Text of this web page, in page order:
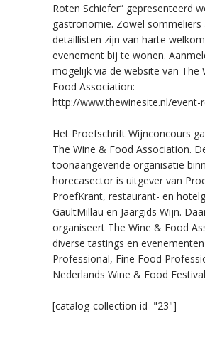
Roten Schiefer” gepresenteerd
gastronomie. Zowel sommeliers
detaillisten zijn van harte
evenement bij te wonen.
mogelijk via de website van The
Food Association:
http://www.thewinesite.nl/event-
Het Proefschrift Wijnconcours
The Wine & Food Association.
toonaangevende organisatie
horecasector is uitgever van
ProefKrant, restaurant- en
GaultMillau en Jaargids Wijn.
organiseert The Wine & Food
diverse tastings en
Professional, Fine Food
Nederlands Wine & Food
[catalog-collection id="23"]